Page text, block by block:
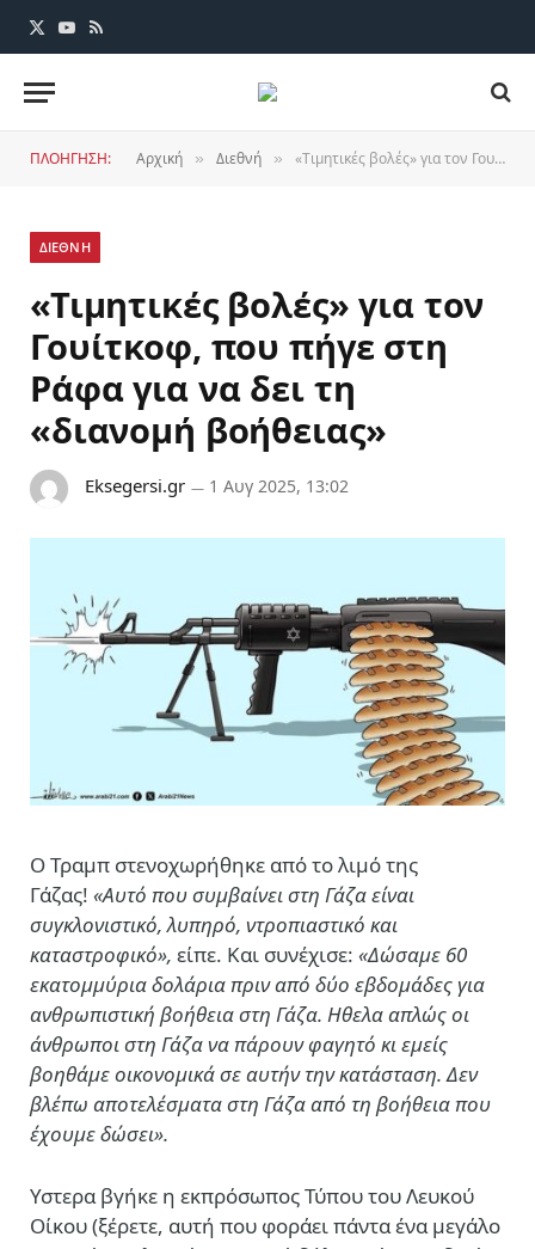
X
YouTube
RSS
ΠΛΟΗΓΗΣΗ: Αρχική » Διεθνή » «Τιμητικές βολές» για τον Γουίτκοφ, που πήγε στη Ράφα για να δει τη «διανομή βοήθειας»
ΔΙΕΘΝΗ
«Τιμητικές βολές» για τον
Γουίτκοφ, που πήγε στη
Ράφα για να δει τη
«διανομή βοήθειας»
Eksegersi.gr 1 Αυγ 2025, 13:02
O Τραμπ στενοχωρήθηκε από το λιμό της
Γάζας! «Αυτό που συμβαίνει στη Γάζα είναι
συγκλονιστικό, λυπηρό, ντροπιαστικό και
καταστροφικό», είπε. Και συνέχισε: «Δώσαμε 60
εκατομμύρια δολάρια πριν από δύο εβδομάδες για
ανθρωπιστική βοήθεια στη Γάζα. Ηθελα απλώς οι
άνθρωποι στη Γάζα να πάρουν φαγητό κι εμείς
βοηθάμε οικονομικά σε αυτήν την κατάσταση. Δεν
βλέπω αποτελέσματα στη Γάζα από τη βοήθεια που
έχουμε δώσει».
Υστερα βγήκε η εκπρόσωπος Τύπου του Λευκού
Οίκου (ξέρετε, αυτή που φοράει πάντα ένα μεγάλο